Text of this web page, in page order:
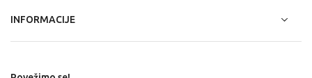
INFORMACIJE